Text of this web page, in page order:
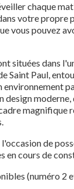
chaque
votre propre
vous pouvez
situées dans
Saint Paul,
environnement
design moderne,
magnifique
de
en cours de
(numéro 2